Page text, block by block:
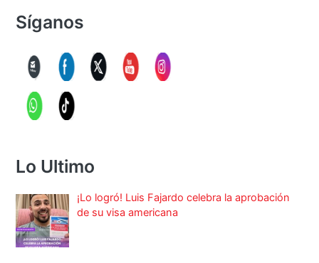
Síganos
Lo Ultimo
¡Lo logró! Luis Fajardo celebra la aprobación
de su visa americana